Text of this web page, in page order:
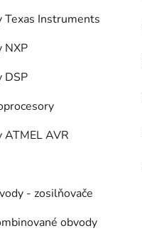
Texas Instruments
NXP
DSP
AVR
- zosilňovače
obvody